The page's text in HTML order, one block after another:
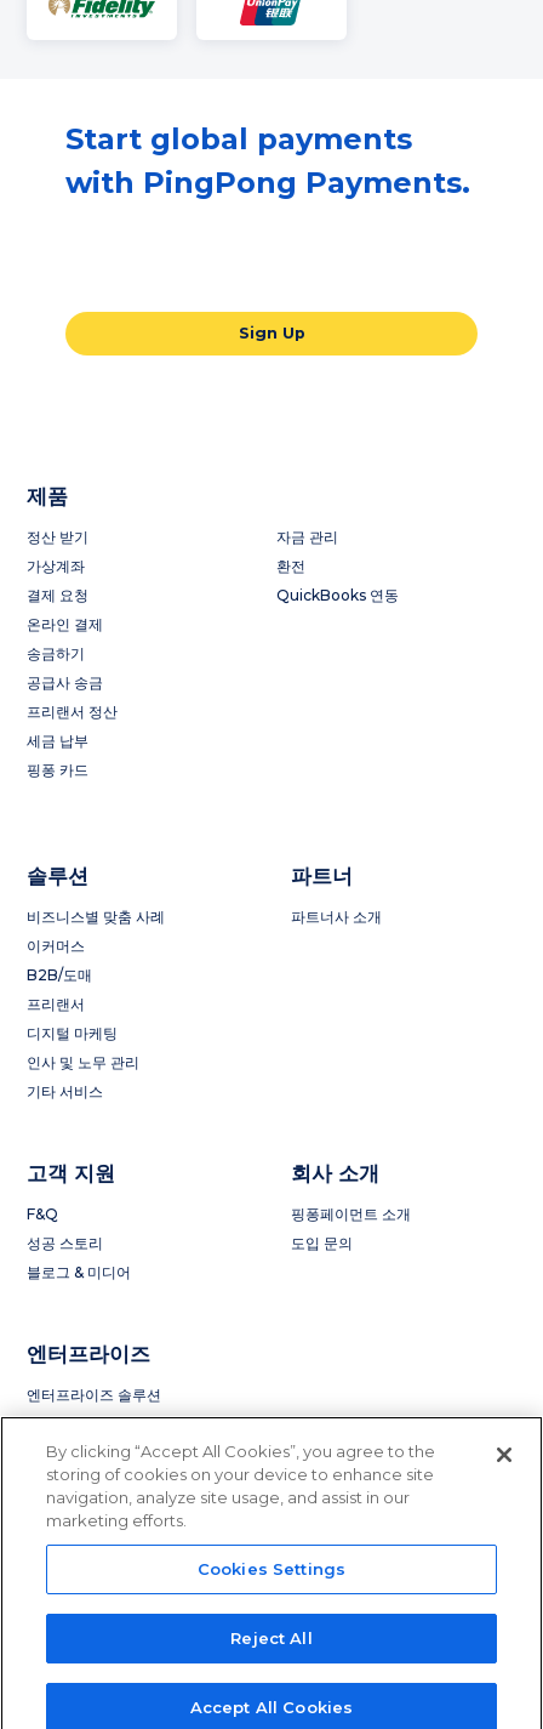
Start global payments
with PingPong Payments.
Sign Up
제품
정산 받기
가상계좌
결제 요청
온라인 결제
송금하기
공급사 송금
프리랜서 정산
세금 납부
핑퐁 카드
자금 관리
환전
QuickBooks 연동
솔루션
비즈니스별 맞춤 사례
이커머스
B2B/도매
프리랜서
디지털 마케팅
인사 및 노무 관리
기타 서비스
파트너
파트너사 소개
고객 지원
F&Q
성공 스토리
블로그 & 미디어
회사 소개
핑퐁페이먼트 소개
도입 문의
엔터프라이즈
엔터프라이즈 솔루션
Terms of Service
License and Regulation
Do Not Sell or Share My Information
© 2015 - 2023 PingPong Global Solutions Inc. All rights reserved.
PingPong Global Solution Inc is licensed to operate in41 statesin the
By clicking “Accept All Cookies”, you agree to the
storing of cookies on your device to enhance site
navigation, analyze site usage, and assist in our
marketing efforts.
Cookies Settings
Reject All
Accept All Cookies